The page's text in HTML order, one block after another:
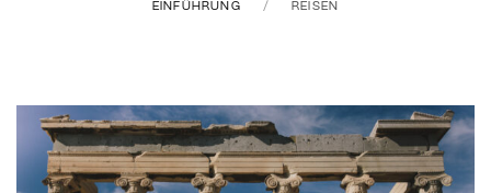
EINFÜHRUNG REISEN